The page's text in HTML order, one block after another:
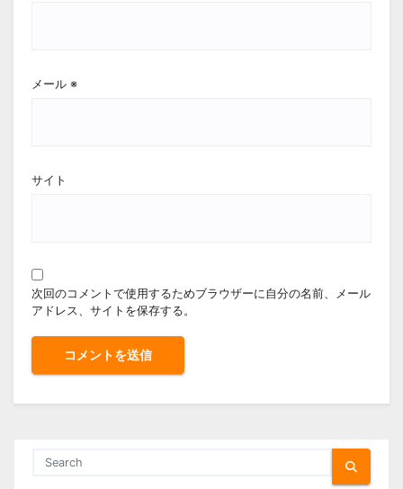
メール ※
サイト
次回のコメントで使用するためブラウザーに自分の名前、メール
アドレス、サイトを保存する。